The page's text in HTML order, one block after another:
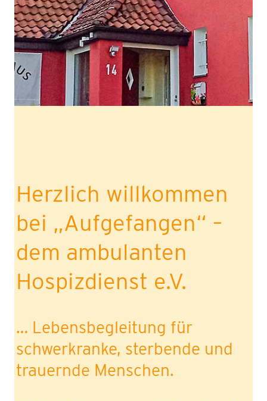
Herzlich willkommen
bei „Aufgefangen“ –
dem ambulanten
Hospizdienst e.V.
… Lebensbegleitung für
schwerkranke, sterbende und
trauernde Menschen.